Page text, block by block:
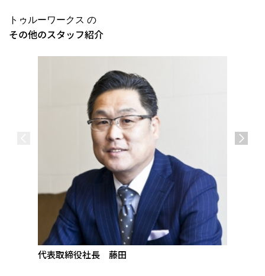
トゥルーワークス の
その他のスタッフ紹介
代表取締役社長 藤田